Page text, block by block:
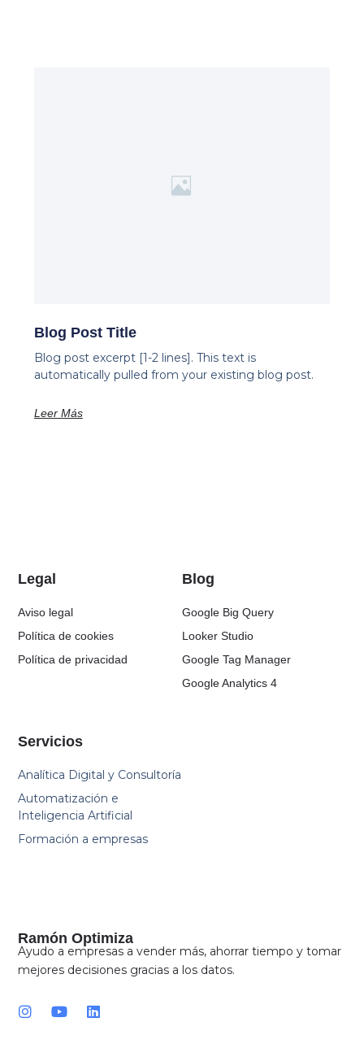
Blog Post Title
Blog post excerpt [1-2 lines]. This text is
automatically pulled from your existing blog post.
Leer Más
Ramón Optimiza
Ayudo a empresas a vender más, ahorrar tiempo y tomar
mejores decisiones gracias a los datos.
I
Y
L
Servicios
Analítica Digital y Consultoría
Automatización e
Inteligencia Artificial
Formación a empresas
Blog
Google Big Query
Looker Studio
Google Tag Manager
Google Analytics 4
Legal
Aviso legal
Política de cookies
Política de privacidad